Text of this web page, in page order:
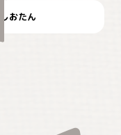
しおたん